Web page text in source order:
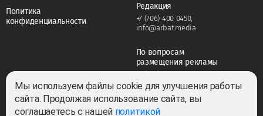
Политика
конфиденциальности
Редакция
+7 (706) 400 0450,
info@arbat.media
По вопросам
размещения рекламы
adv@arbat.media
Мы используем файлы cookie для улучшения работы
сайта. Продолжая использование сайта, вы
соглашаетесь с нашей политикой